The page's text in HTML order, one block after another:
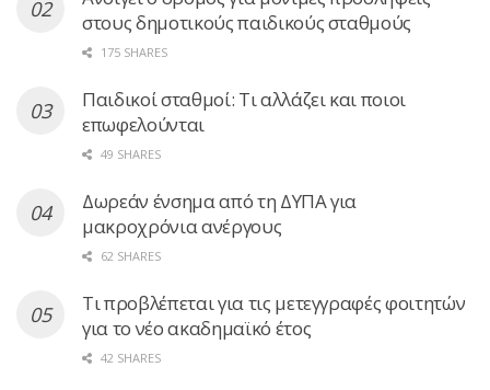
στους δημοτικούς παιδικούς σταθμούς
175 SHARES
Παιδικοί σταθμοί: Τι αλλάζει και ποιοι
επωφελούνται
49 SHARES
Δωρεάν ένσημα από τη ΔΥΠΑ για
μακροχρόνια ανέργους
62 SHARES
Τι προβλέπεται για τις μετεγγραφές φοιτητών
για το νέο ακαδημαϊκό έτος
42 SHARES